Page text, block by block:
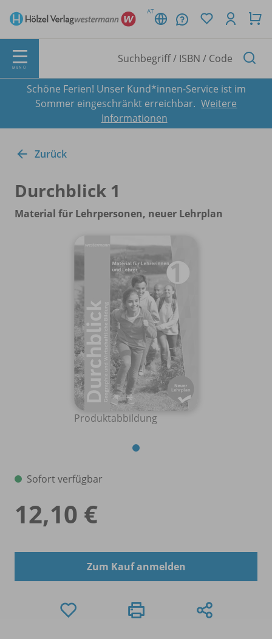
AT
MENÜ
Schöne Ferien! Unser Kund*innen-Service ist im
Sommer eingeschränkt erreichbar. Weitere
Informationen
Zurück
Durchblick 1
Material für Lehrpersonen, neuer Lehrplan
Produktabbildung
Sofort verfügbar
12,10 €
Zum Kauf anmelden